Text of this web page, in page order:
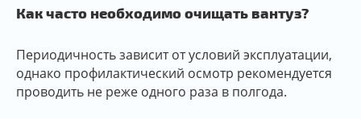
Как часто необходимо очищать вантуз?
Периодичность зависит от условий эксплуатации,
однако профилактический осмотр рекомендуется
проводить не реже одного раза в полгода.